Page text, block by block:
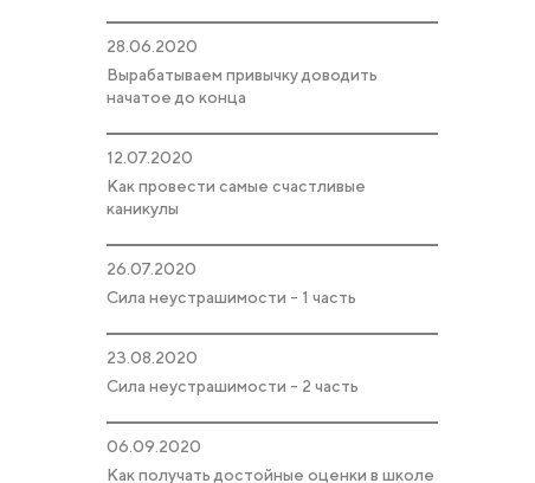
28.06.2020
Вырабатываем привычку доводить
начатое до конца
12.07.2020
Как провести самые счастливые
каникулы
26.07.2020
Сила неустрашимости - 1 часть
23.08.2020
Сила неустрашимости - 2 часть
06.09.2020
Как получать достойные оценки в школе